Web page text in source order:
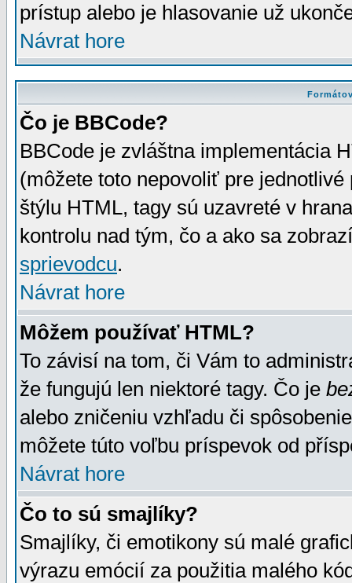
prístup alebo je hlasovanie už
Návrat hore
Čo je BBCode?
BBCode je zvláštna implementácia
(môžete toto nepovoliť pre
štýlu HTML, tagy sú uzavreté v
kontrolu nad tým, čo a ako sa
sprievodcu.
Návrat hore
Môžem používať HTML?
To závisí na tom, či Vám to
že fungujú len niektoré tagy. Čo je
alebo zničeniu vzhľadu či
môžete túto voľbu príspevok od
Návrat hore
Čo to sú smajlíky?
Smajlíky, či emotikony sú malé
výrazu emócií za použitia malého